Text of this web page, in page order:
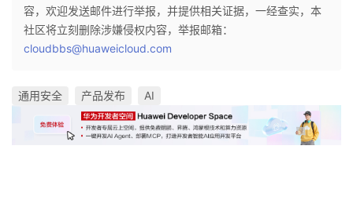
容，欢迎发送邮件进行举报，并提供相关证据，一经查实，本
社区将立刻删除涉嫌侵权内容，举报邮箱：
cloudbbs@huaweicloud.com
通用安全 产品发布 AI